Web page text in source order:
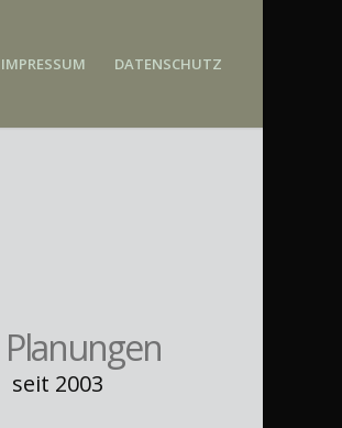
IMPRESSUM DATENSCHUTZ
Planungen
seit 2003